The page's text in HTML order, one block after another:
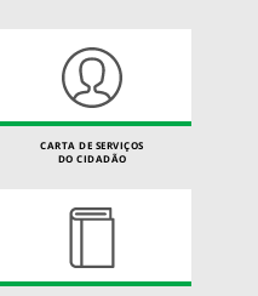
CARTA DE SERVIÇOS
DO CIDADÃO